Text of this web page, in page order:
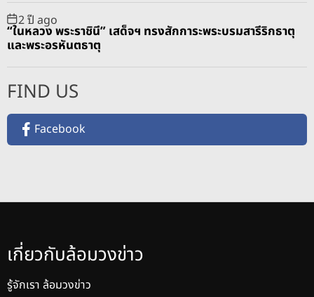
2 ปี ago
“ในหลวง พระราชินี” เสด็จฯ ทรงสักการะพระบรมสารีริกธาตุ
และพระอรหันตธาตุ
FIND US
Facebook
เกี่ยวกับล้อมวงข่าว
รู้จักเรา ล้อมวงข่าว